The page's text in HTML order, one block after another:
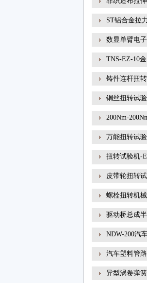
ST铝合金拉
数显单臂电
TNS-EZ-10
铸件连杆扭
铜丝扭转试
200Nm-
万能扭转试
扭转试验机-
皮带轮扭转
螺栓扭转机
驱动桥总成
NDW-200汽
汽车塑料管
异型涡卷弹